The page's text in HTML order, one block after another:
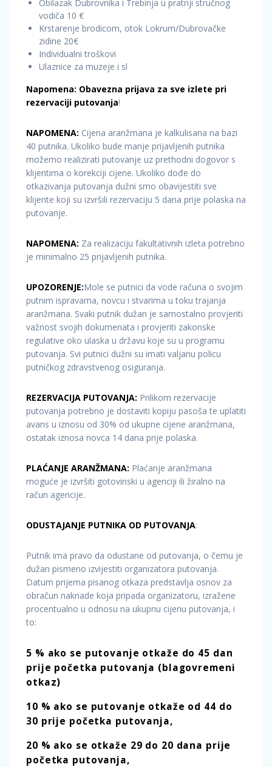
Obilazak Dubrovnika i Trebinja u pratnji stručnog
vodiča 10 €
Krstarenje brodicom, otok Lokrum/Dubrovačke
zidine 20€
Individualni troškovi
Ulaznice za muzeje i sl
Napomena: Obavezna prijava za sve izlete pri
rezervaciji putovanja!
NAPOMENA: Cijena aranžmana je kalkulisana na bazi
40 putnika. Ukoliko bude manje prijavljenih putnika
možemo realizirati putovanje uz prethodni dogovor s
klijentima o korekciji cijene. Ukoliko dođe do
otkazivanja putovanja dužni smo obavijestiti sve
klijente koji su izvršili rezervaciju 5 dana prije polaska na
putovanje.
NAPOMENA: Za realizaciju fakultativnih izleta potrebno
je minimalno 25 prijavljenih putnika.
UPOZORENJE:Mole se putnici da vode računa o svojim
putnim ispravama, novcu i stvarima u toku trajanja
aranžmana. Svaki putnik dužan je samostalno provjeriti
važnost svojih dokumenata i provjeriti zakonske
regulative oko ulaska u državu koje su u programu
putovanja. Svi putnici dužni su imati valjanu policu
putničkog zdravstvenog osiguranja.
REZERVACIJA PUTOVANJA: Prilikom rezervacije
putovanja potrebno je dostaviti kopiju pasoša te uplatiti
avans u iznosu od 30% od ukupne cijene aranžmana,
ostatak iznosa novca 14 dana prije polaska.
PLAĆANJE ARANŽMANA: Plaćanje aranžmana
moguće je izvršiti gotovinski u agenciji ili žiralno na
račun agencije.
ODUSTAJANJE PUTNIKA OD PUTOVANJA:
Putnik ima pravo da odustane od putovanja, o čemu je
dužan pismeno izvijestiti organizatora putovanja.
Datum prijema pisanog otkaza predstavlja osnov za
obračun naknade koja pripada organizatoru, izražene
procentualno u odnosu na ukupnu cijenu putovanja, i
to:
5 % ako se putovanje otkaže do 45 dan
prije početka putovanja (blagovremeni
otkaz)
10 % ako se putovanje otkaže od 44 do
30 prije početka putovanja,
20 % ako se otkaže 29 do 20 dana prije
početka putovanja,